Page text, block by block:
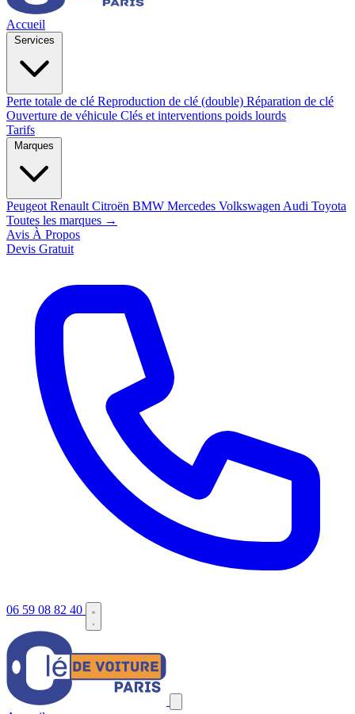
Accueil
Perte totale de clé Reproduction de clé (double) Réparation de clé
Ouverture de véhicule Clés et interventions poids lourds
Tarifs
Peugeot Renault Citroën BMW Mercedes Volkswagen Audi Toyota
Toutes les marques →
Avis À Propos
Devis Gratuit
06 59 08 82 40